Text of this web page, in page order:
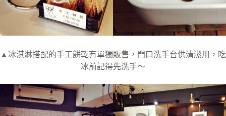
▲冰淇淋搭配的手工餅乾有單獨販售，門口洗手台供清潔用，吃
冰前記得先洗手～